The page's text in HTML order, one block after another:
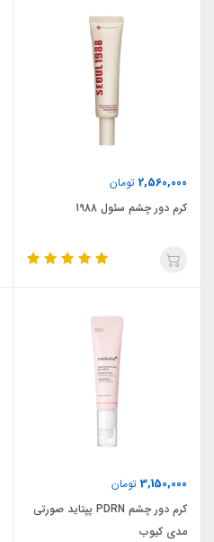
2,560,000 تومان
کرم دور چشم سئول 1988
3,150,000 تومان
کرم دور چشم PDRN پپتاید صورتی
مدی کیوب